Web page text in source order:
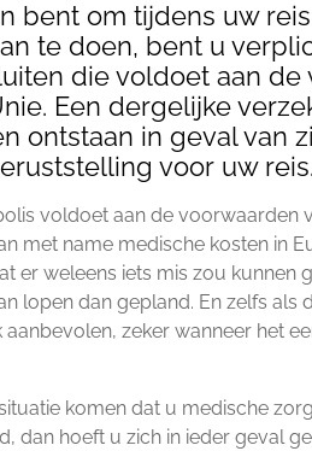
bent om tijdens uw
te doen, bent u
die voldoet aan de
Een dergelijke
ontstaan in geval van
voor uw reis.
voldoet aan de voorwaarden
met name medische kosten in
er weleens iets mis zou kunnen
lopen dan gepland. En zelfs als
zeker wanneer het
komen dat u medische
dan hoeft u zich in ieder geval